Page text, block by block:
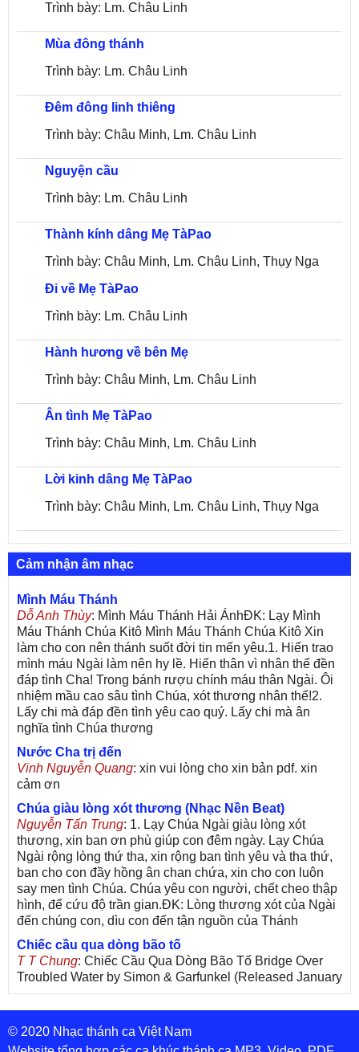
Trình bày: Lm. Châu Linh
Mùa đông thánh
Trình bày: Lm. Châu Linh
Đêm đông linh thiêng
Trình bày: Châu Minh, Lm. Châu Linh
Nguyện cầu
Trình bày: Lm. Châu Linh
Thành kính dâng Mẹ TàPao
Trình bày: Châu Minh, Lm. Châu Linh, Thụy Nga
Đi về Mẹ TàPao
Trình bày: Lm. Châu Linh
Hành hương về bên Mẹ
Trình bày: Châu Minh, Lm. Châu Linh
Ân tình Mẹ TàPao
Trình bày: Châu Minh, Lm. Châu Linh
Lời kinh dâng Mẹ TàPao
Trình bày: Châu Minh, Lm. Châu Linh, Thụy Nga
Cảm nhận âm nhạc
Mình Máu Thánh
Dỗ Anh Thùy: Mình Máu Thánh Hải ÁnhĐK: Lạy Mình
Máu Thánh Chúa Kitô Mình Máu Thánh Chúa Kitô Xin
làm cho con nên thánh suốt đời tin mến yêu.1. Hiến trao
mình máu Ngài làm nên hy lề. Hiến thân vì nhân thế đền
đáp tình Cha! Trong bánh rượu chính máu thân Ngài. Ôi
nhiệm mầu cao sâu tình Chúa, xót thương nhân thế!2.
Lấy chi mà đáp đền tình yêu cao quý. Lấy chi mà ân
nghĩa tình Chúa thương
Nước Cha trị đến
Vinh Nguyễn Quang: xin vui lòng cho xin bản pdf. xin
cảm ơn
Chúa giàu lòng xót thương (Nhạc Nền Beat)
Nguyễn Tấn Trung: 1. Lạy Chúa Ngài giàu lòng xót
thương, xin ban ơn phù giúp con đêm ngày. Lạy Chúa
Ngài rộng lòng thứ tha, xin rộng ban tình yêu và tha thứ,
ban cho con đầy hồng ân chan chứa, xin cho con luôn
say men tình Chúa. Chúa yêu con người, chết cheo thập
hình, để cứu độ trần gian.ĐK: Lòng thương xót của Ngài
đến chúng con, dìu con đến tận nguồn của Thánh
Chiếc cầu qua dòng bão tố
T T Chung: Chiếc Cầu Qua Dòng Bão Tố Bridge Over
Troubled Water by Simon & Garfunkel (Released January
26, 1970) Lời Việt: Nhạc Sĩ Vũ Đức Nghiêm Trình Bày:
Chung Tử Lưu
De Colores! (Lời Việt)
Son Vu: Bài hát có lời chưa.Cám ơn
© 2020 Nhạc thánh ca Việt Nam